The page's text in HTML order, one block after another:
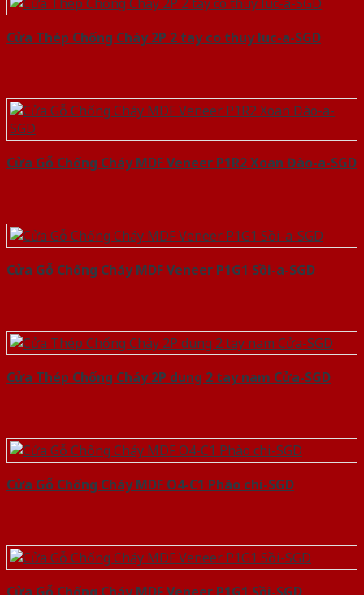
Cửa Thép Chống Cháy 2P 2 tay co thuy luc-a-SGD
Cửa Gỗ Chống Cháy MDF Veneer P1R2 Xoan Đào-a-SGD
Cửa Gỗ Chống Cháy MDF Veneer P1G1 Sồi-a-SGD
Cửa Thép Chống Cháy 2P dung 2 tay nam Cửa-SGD
Cửa Gỗ Chống Cháy MDF O4-C1 Phào chi-SGD